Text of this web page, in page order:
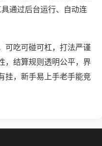
通过后台运行、自动连
可吃可碰可杠，打法严谨
，结算规则透明公平，界
挂，新手易上手老手能竞